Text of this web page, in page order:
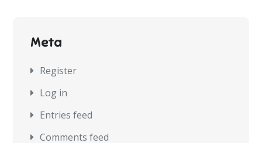
Meta
Register
Log in
Entries feed
Comments feed